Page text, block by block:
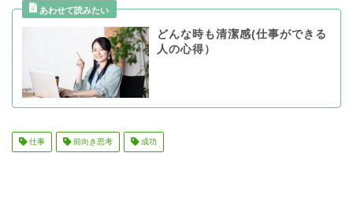
どんな時も清潔感(仕事ができる
人の心得）
仕事 前向き思考 成功